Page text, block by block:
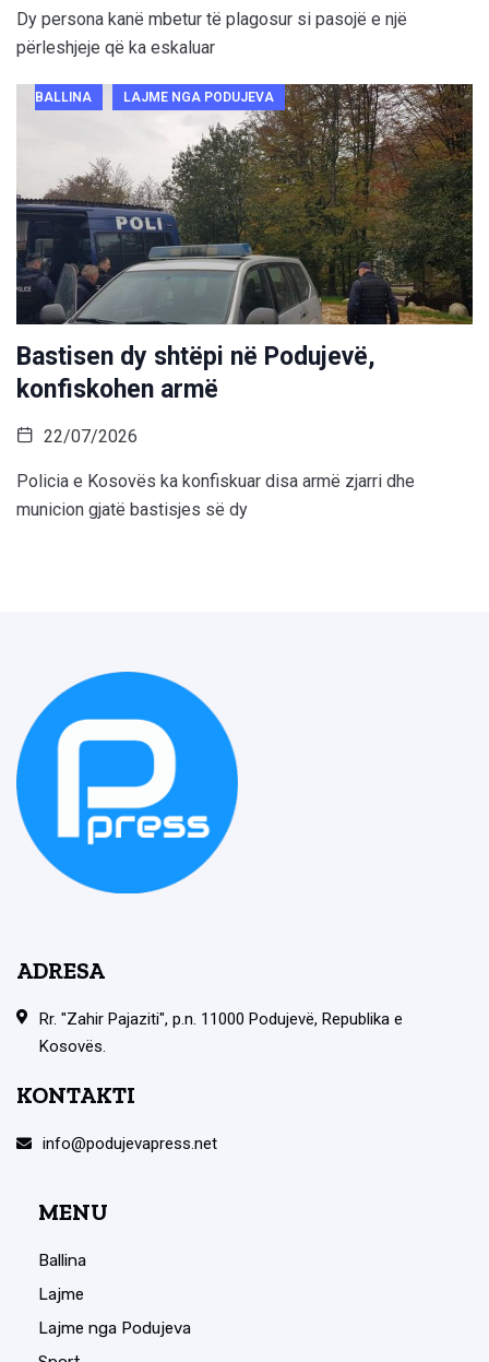
Dy persona kanë mbetur të plagosur si pasojë e një
përleshjeje që ka eskaluar
BALLINA LAJME NGA PODUJEVA
Bastisen dy shtëpi në Podujevë,
konfiskohen armë
22/07/2026
Policia e Kosovës ka konfiskuar disa armë zjarri dhe
municion gjatë bastisjes së dy
ADRESA
Rr. "Zahir Pajaziti", p.n. 11000 Podujevë, Republika e
Kosovës.
KONTAKTI
info@podujevapress.net
MENU
Ballina
Lajme
Lajme nga Podujeva